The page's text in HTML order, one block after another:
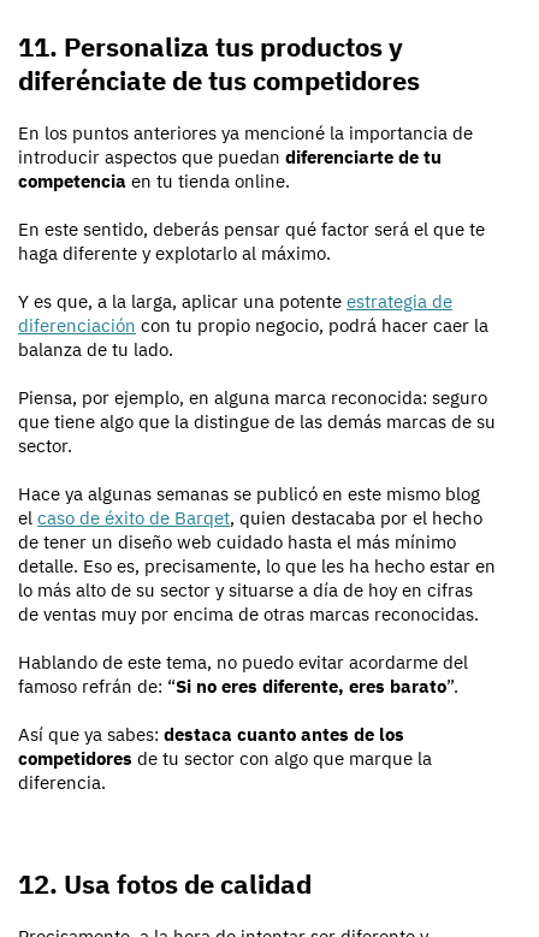
11. Personaliza tus productos y
diferénciate de tus competidores
En los puntos anteriores ya mencioné la importancia de
introducir aspectos que puedan diferenciarte de tu
competencia en tu tienda online.
En este sentido, deberás pensar qué factor será el que te
haga diferente y explotarlo al máximo.
Y es que, a la larga, aplicar una potente estrategia de
diferenciación con tu propio negocio, podrá hacer caer la
balanza de tu lado.
Piensa, por ejemplo, en alguna marca reconocida: seguro
que tiene algo que la distingue de las demás marcas de su
sector.
Hace ya algunas semanas se publicó en este mismo blog
el caso de éxito de Barqet, quien destacaba por el hecho
de tener un diseño web cuidado hasta el más mínimo
detalle. Eso es, precisamente, lo que les ha hecho estar en
lo más alto de su sector y situarse a día de hoy en cifras
de ventas muy por encima de otras marcas reconocidas.
Hablando de este tema, no puedo evitar acordarme del
famoso refrán de: “Si no eres diferente, eres barato”.
Así que ya sabes: destaca cuanto antes de los
competidores de tu sector con algo que marque la
diferencia.
12. Usa fotos de calidad